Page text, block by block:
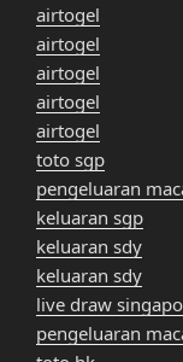
airtogel
airtogel
airtogel
airtogel
airtogel
toto sgp
pengeluaran
keluaran sgp
keluaran sdy
keluaran sdy
live draw
pengeluaran